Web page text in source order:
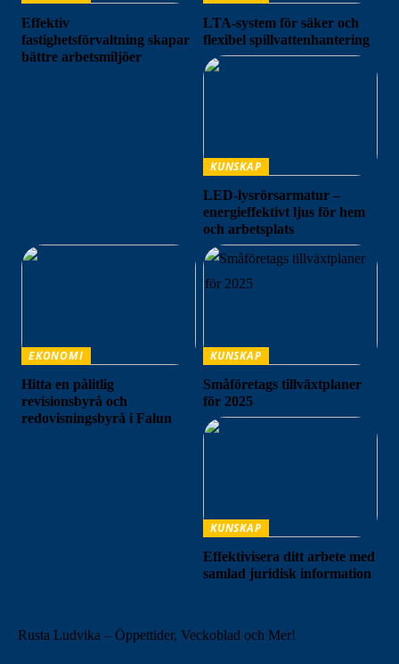
Effektiv
fastighetsförvaltning skapar
bättre arbetsmiljöer
LTA-system för säker och
flexibel spillvattenhantering
KUNSKAP
LED-lysrörsarmatur –
energieffektivt ljus för hem
och arbetsplats
EKONOMI
Hitta en pålitlig
revisionsbyrå och
redovisningsbyrå i Falun
KUNSKAP
Småföretags tillväxtplaner
för 2025
KUNSKAP
Effektivisera ditt arbete med
samlad juridisk information
Rusta Ludvika – Öppettider, Veckoblad och Mer!